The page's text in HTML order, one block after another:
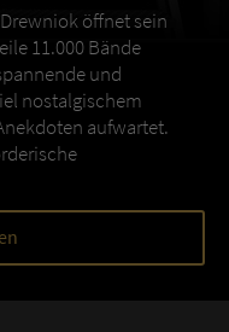
öffnet sein
11.000 Bände
und
nostalgischem
aufwartet.